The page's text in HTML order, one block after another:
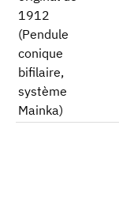
1912
(Pendule
conique
bifilaire,
système
Mainka)